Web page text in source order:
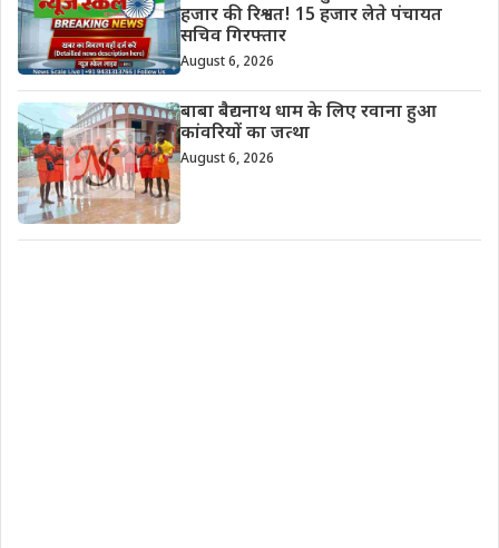
हजार की रिश्वत! 15 हजार लेते पंचायत
सचिव गिरफ्तार
August 6, 2026
बाबा बैद्यनाथ धाम के लिए रवाना हुआ
कांवरियों का जत्था
August 6, 2026